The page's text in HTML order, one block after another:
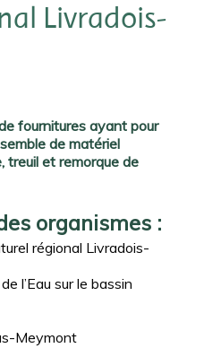
Livradois-
fournitures ayant pour
de matériel
treuil et remorque de
organismes :
régional Livradois-
l’Eau sur le bassin
Meymont